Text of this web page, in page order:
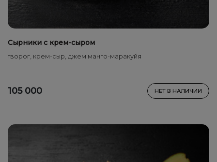
Сырники с крем-сыром
творог, крем-сыр, джем манго-маракуйя
105 000 НЕТ В НАЛИЧИИ